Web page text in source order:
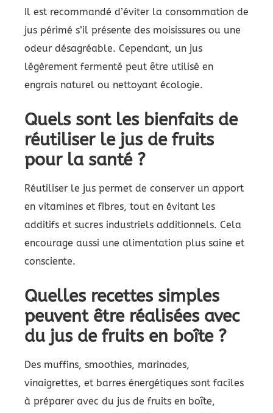
Il est recommandé d’éviter la consommation de
jus périmé s’il présente des moisissures ou une
odeur désagréable. Cependant, un jus
légèrement fermenté peut être utilisé en
engrais naturel ou nettoyant écologie.
Quels sont les bienfaits de
réutiliser le jus de fruits
pour la santé ?
Réutiliser le jus permet de conserver un apport
en vitamines et fibres, tout en évitant les
additifs et sucres industriels additionnels. Cela
encourage aussi une alimentation plus saine et
consciente.
Quelles recettes simples
peuvent être réalisées avec
du jus de fruits en boîte ?
Des muffins, smoothies, marinades,
vinaigrettes, et barres énergétiques sont faciles
à préparer avec du jus de fruits en boîte,